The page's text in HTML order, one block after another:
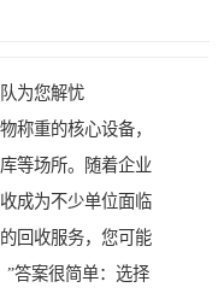
为您解忧
称重的核心设备，
等场所。随着企业
成为不少单位面临
回收服务，您可能
”答案很简单：选择